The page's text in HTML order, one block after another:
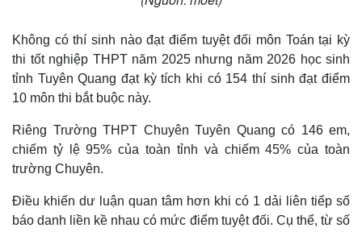
Thế giới
Quan sát
Hồ sơ
Multimedia
E-Magazine
Infographic
Không có thí sinh nào đạt điểm tuyệt đối môn Toán tại kỳ
thi tốt nghiệp THPT năm 2025 nhưng năm 2026 học sinh
tỉnh Tuyên Quang đạt kỳ tích khi có 154 thí sinh đạt điểm
10 môn thi bắt buộc này.
Riêng Trường THPT Chuyên Tuyên Quang có 146 em,
chiếm tỷ lệ 95% của toàn tỉnh và chiếm 45% của toàn
trường Chuyên.
Điều khiến dư luận quan tâm hơn khi có 1 dải liên tiếp số
báo danh liền kề nhau có mức điểm tuyệt đối. Cụ thể, từ số